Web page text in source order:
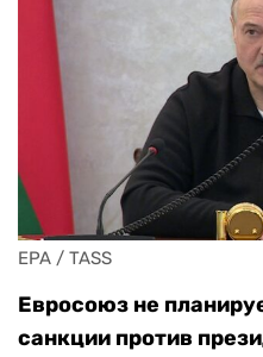
EPA / TASS
Евросоюз не
санкции против